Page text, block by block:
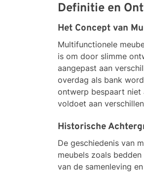
Definitie en
Het Concept van
Multifunctionele
is om door slimme
aangepast aan
overdag als bank
ontwerp bespaart niet
voldoet aan
Historische
De geschiedenis van
meubels zoals
van de samenleving